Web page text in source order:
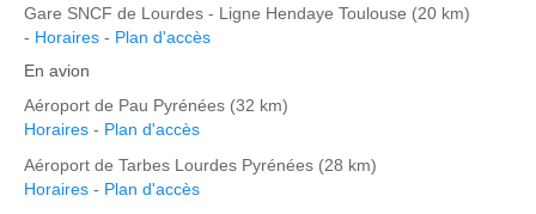
Gare SNCF de Lourdes - Ligne Hendaye Toulouse (20 km)
- Horaires - Plan d'accès
En avion
Aéroport de Pau Pyrénées (32 km)
Horaires - Plan d'accès
Aéroport de Tarbes Lourdes Pyrénées (28 km)
Horaires - Plan d'accès